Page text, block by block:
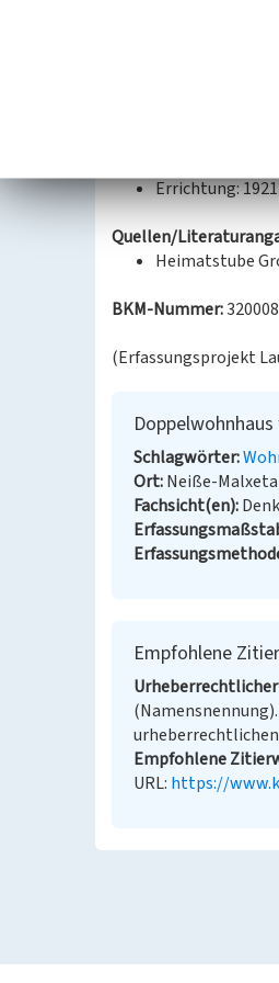
ursprüngliche
Eingangsbereich
liegende
um eine
Errichtung:
Quellen/
Heimatstube
BKM-Nummer:
(Erfassungsprojekt
Schlagwörter
Ort Neiße-
Fachsicht(en)
Empfohlene
urheberrechtlichen
Empfohlene
URL: https://